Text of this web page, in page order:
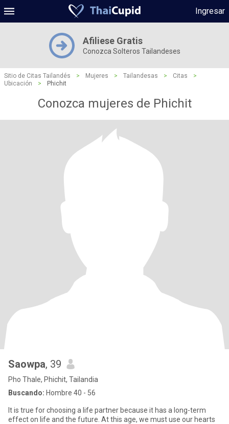
Ingresar
Afiliese Gratis
Conozca Solteros Tailandeses
Sitio de Citas Tailandés > Mujeres > Tailandesas > Citas
>
Ubicación
> Phichit
Conozca mujeres de Phichit
Saowpa, 39
Pho Thale, Phichit, Tailandia
Buscando: Hombre 40 - 56
It is true for choosing a life partner because it has a long-term
effect on life and the future. At this age, we must use our hearts